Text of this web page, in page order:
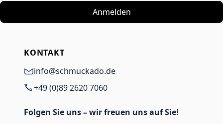
Anmelden
KONTAKT
info@schmuckado.de
+49 (0)89 2620 7060
Folgen Sie uns – wir freuen uns auf Sie!